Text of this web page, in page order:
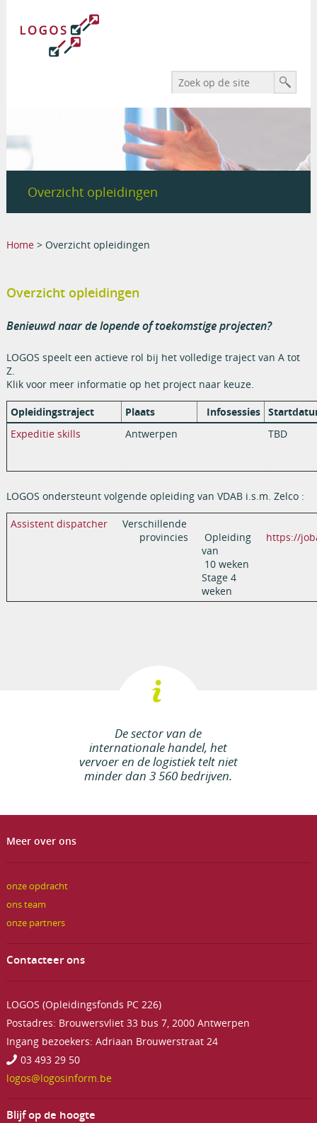
Search form Zoek
Overzicht opleidingen
You are here
Home> Overzicht opleidingen
Overzicht opleidingen
Benieuwd naar de lopende of toekomstige projecten?
LOGOS speelt een actieve rol bij het volledige traject van A tot
Z.
Klik voor meer informatie op het project naar keuze.
Opleidingstraject Plaats Infosessies
Expeditie skills
Antwerpen TBD
LOGOS ondersteunt volgende opleiding van VDAB i.s.m. Zelco :
Assistent dispatcher
Verschillende
provincies
Opleiding
van
10 weken
Stage 4
weken
https://
De sector van de
internationale handel, het
vervoer en de logistiek telt niet
minder dan 3 560 bedrijven.
Meer over ons
onze opdracht
ons team
onze partners
Contacteer ons
LOGOS (Opleidingsfonds PC 226)
Postadres: Brouwersvliet 33 bus 7, 2000 Antwerpen
Ingang bezoekers: Adriaan Brouwerstraat 24
03 493 29 50
logos@logosinform.be
Blijf op de hoogte